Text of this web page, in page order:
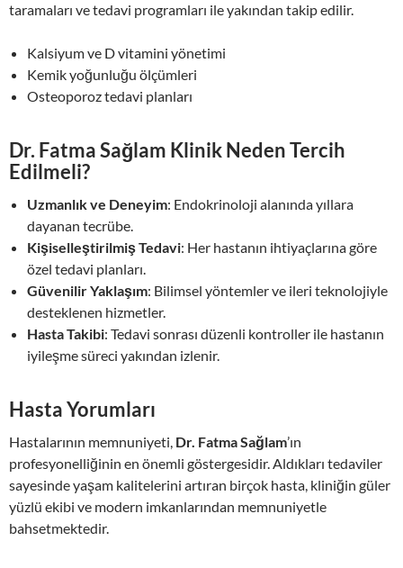
taramaları ve tedavi programları ile yakından takip edilir.
Kalsiyum ve D vitamini yönetimi
Kemik yoğunluğu ölçümleri
Osteoporoz tedavi planları
Dr. Fatma Sağlam Klinik Neden Tercih
Edilmeli?
Uzmanlık ve Deneyim: Endokrinoloji alanında yıllara
dayanan tecrübe.
Kişiselleştirilmiş Tedavi: Her hastanın ihtiyaçlarına göre
özel tedavi planları.
Güvenilir Yaklaşım: Bilimsel yöntemler ve ileri teknolojiyle
desteklenen hizmetler.
Hasta Takibi: Tedavi sonrası düzenli kontroller ile hastanın
iyileşme süreci yakından izlenir.
Hasta Yorumları
Hastalarının memnuniyeti, Dr. Fatma Sağlam’ın
profesyonelliğinin en önemli göstergesidir. Aldıkları tedaviler
sayesinde yaşam kalitelerini artıran birçok hasta, kliniğin güler
yüzlü ekibi ve modern imkanlarından memnuniyetle
bahsetmektedir.